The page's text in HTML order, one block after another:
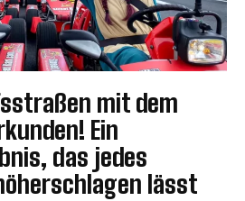
mit dem
Ein
das jedes
lässt